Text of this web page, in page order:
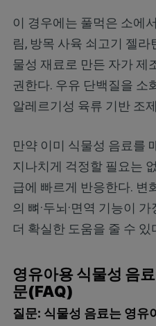
이 경우에는 풀먹은 소에
림, 방목 사육 쇠고기 젤
물성 재료로 만든 자가 제
권한다. 우유 단백질을 소
알레르기성 육류 기반 조
만약 이미 식물성 음료를
지나치게 걱정할 필요는
급에 빠르게 반응한다. 변
의 뼈·두뇌·면역 기능이
더 확실한 도움을 줄 수 있
영유아용 식물성 음
문(FAQ)
질문: 식물성 음료는 영유